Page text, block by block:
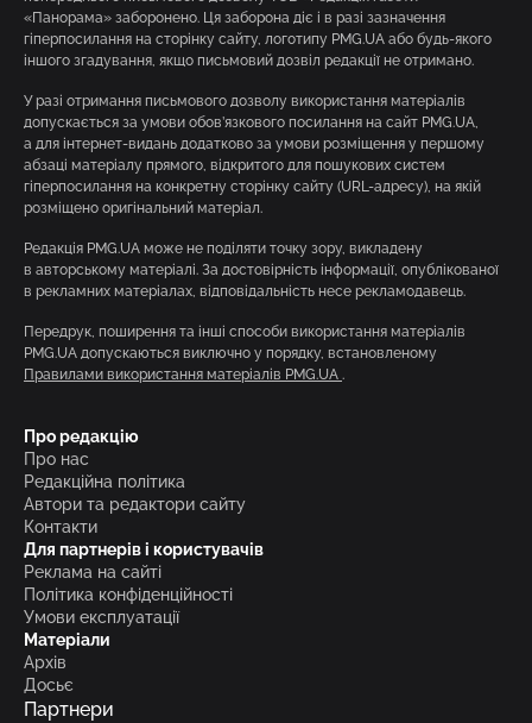
«Панорама» заборонено. Ця заборона діє і в разі зазначення
гіперпосилання на сторінку сайту, логотипу PMG.UA або будь-якого
іншого згадування, якщо письмовий дозвіл редакції не отримано.
У разі отримання письмового дозволу використання матеріалів
допускається за умови обов’язкового посилання на сайт PMG.UA,
а для інтернет-видань додатково за умови розміщення у першому
абзаці матеріалу прямого, відкритого для пошукових систем
гіперпосилання на конкретну сторінку сайту (URL-адресу), на якій
розміщено оригінальний матеріал.
Редакція PMG.UA може не поділяти точку зору, викладену
в авторському матеріалі. За достовірність інформації, опублікованої
в рекламних матеріалах, відповідальність несе рекламодавець.
Передрук, поширення та інші способи використання матеріалів
PMG.UA допускаються виключно у порядку, встановленому
Правилами використання матеріалів PMG.UA .
Про редакцію
Про нас
Редакційна політика
Автори та редактори сайту
Контакти
Для партнерів і користувачів
Реклама на сайті
Політика конфіденційності
Умови експлуатації
Матеріали
Архів
Досьє
Партнери